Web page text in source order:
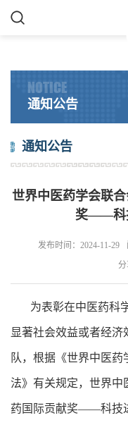
NOTICE
通知公告
通知公告
世界中医药学会联
奖——科
发布时间：2024-11-29
分
为表彰在中医药科学
显著社会效益或者经济
队，根据《世界中医
法》有关规定，世界中
药国际贡献奖——科技